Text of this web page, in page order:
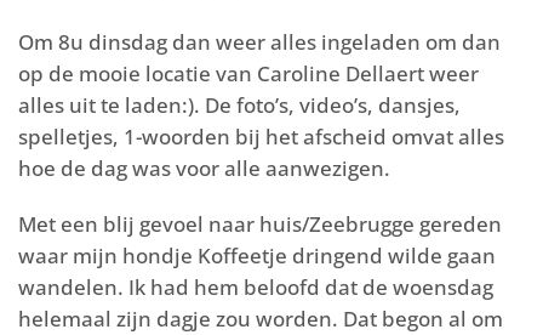
Om 8u dinsdag dan weer alles ingeladen om dan
op de mooie locatie van Caroline Dellaert weer
alles uit te laden:). De foto’s, video’s, dansjes,
spelletjes, 1-woorden bij het afscheid omvat alles
hoe de dag was voor alle aanwezigen.
Met een blij gevoel naar huis/Zeebrugge gereden
waar mijn hondje Koffeetje dringend wilde gaan
wandelen. Ik had hem beloofd dat de woensdag
helemaal zijn dagje zou worden. Dat begon al om